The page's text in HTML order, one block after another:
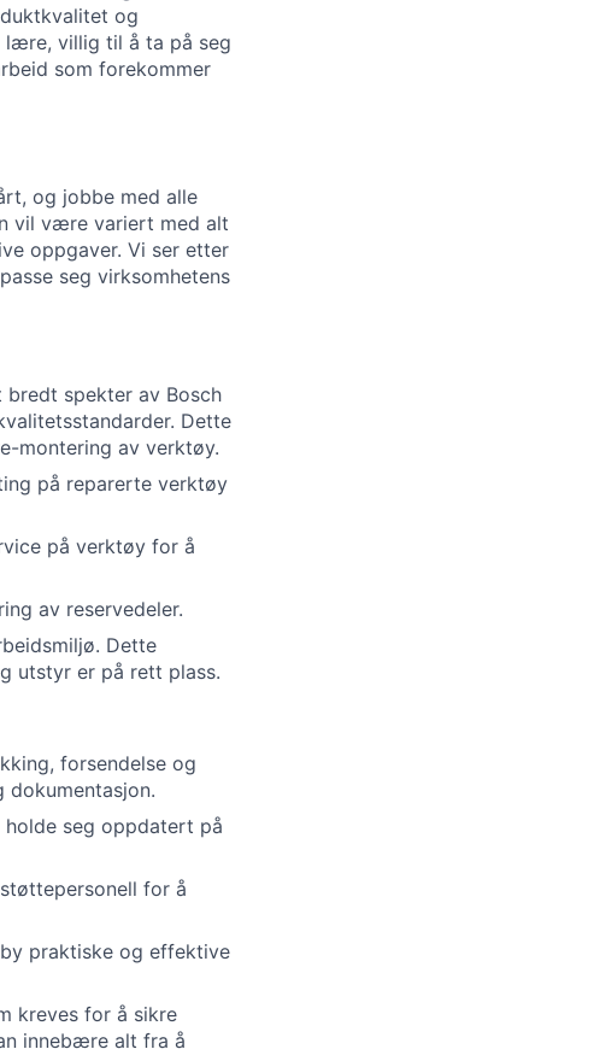
og
lære, villig til å ta på seg
som forekommer
og jobbe med alle
vil være variert med alt
oppgaver. Vi ser etter
seg virksomhetens
spekter av Bosch
Dette
montering av verktøy.
på reparerte verktøy
på verktøy for å
av reservedeler.
Dette
utstyr er på rett plass.
forsendelse og
seg oppdatert på
for å
praktiske og effektive
kreves for å sikre
innebære alt fra å